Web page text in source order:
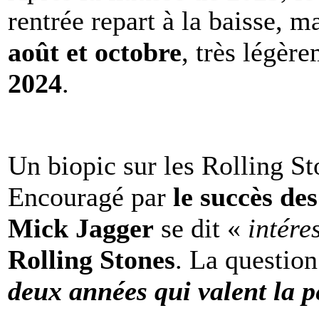
rentrée repart à la baisse,
août et octobre, très
2024.
Un biopic sur les Rolling
Encouragé par le succès
Mick Jagger se dit «
Rolling Stones. La
deux années qui valent la